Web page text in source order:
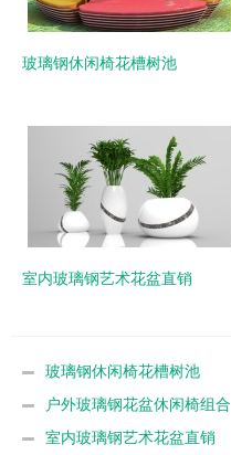
玻璃钢休闲椅花槽树池
室内玻璃钢艺术花盆直销
玻璃钢休闲椅花槽树池
户外玻璃钢花盆休闲椅组合
室内玻璃钢艺术花盆直销